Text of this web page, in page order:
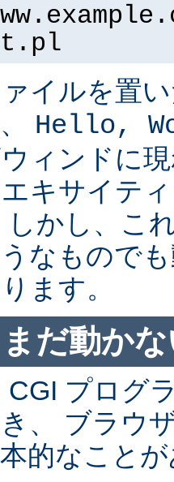
イルを置
Hello,
ィンドに
キサイテ
しかし、こ
なもので
ます。
だ動か
CGI プログ
、 ブラウ
的なこと